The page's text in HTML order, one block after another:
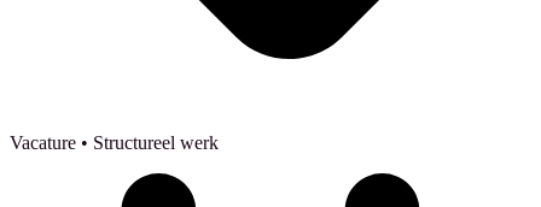
Vacature • Structureel werk